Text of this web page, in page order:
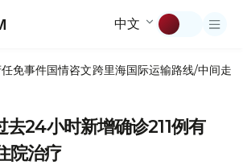
中文
任免事件国情咨文跨里海国际运输路线/中间走廊
去24小时新增确诊211例有
院治疗